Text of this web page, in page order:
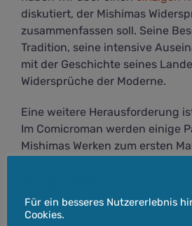
diskutiert, der Mishimas
zusammenfassen soll. Seine
Tradition, seine intensive
mit der Geschichte seines
Widersprüche der Moderne.
Eine weitere Herausforderung
Im Comicroman werden einige
Mishimas Werken zum ersten
konnten, werden wir an vielen
betreten.
Für ein besseres Nutzererlebnis
Cookies.